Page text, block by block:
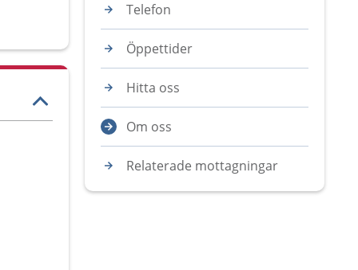
Telefon
Öppettider
Hitta oss
Om oss
Relaterade mottagningar